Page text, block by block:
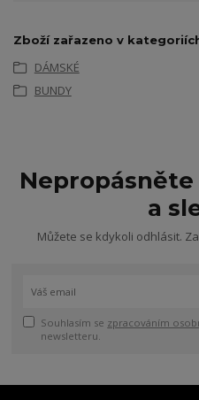
Zboží zařazeno v
DÁMSKÉ
BUNDY
a
Můžete se kdykoli odhlásit.
Souhlasím se zpracováním
newsletteru.